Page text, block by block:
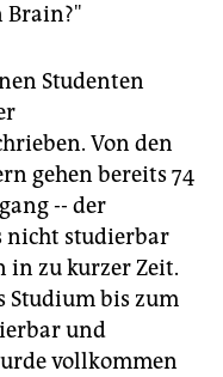
Brain?"
Studenten
Von den
gehen bereits 74
-- der
nicht studierbar
in zu kurzer Zeit.
Studium bis zum
und
vollkommen